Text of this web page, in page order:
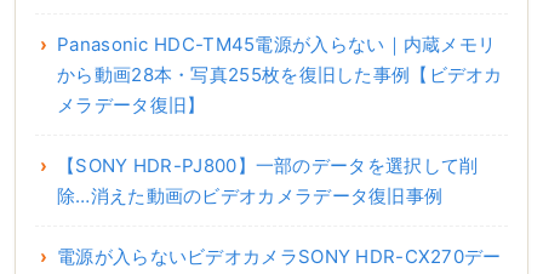
Panasonic HDC-TM45電源が入らない｜内蔵メモリ
から動画28本・写真255枚を復旧した事例【ビデオカ
メラデータ復旧】
【SONY HDR-PJ800】一部のデータを選択して削
除…消えた動画のビデオカメラデータ復旧事例
電源が入らないビデオカメラSONY HDR-CX270デー